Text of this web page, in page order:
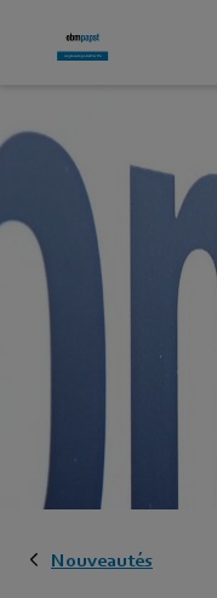
Nouveautés